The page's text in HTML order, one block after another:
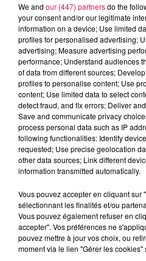
0h00 - 8h00
Les hits de Canal FM
6h38
6h38 6h35
6h35
We and our (447) partnersdo the
your consent and/or our legitimate
information on a device; Use limited
profiles for personalised advertising;
advertising; Measure advertising
performance; Understand audiences
of data from different sources;
profiles to personalise content; Use
content; Use limited data to select
detect fraud, and fix errors; Deliver
Save and communicate privacy
process personal data such as IP
following functionalities: Identify
requested; Use precise geolocation
other data sources; Link different
information transmitted automatically.
Vous pouvez accepter en cliquant sur
sélectionnant les finalités et/ou
Vous pouvez également refuser en
accepter". Vos préférences ne
pouvez mettre à jour vos choix, ou
moment via le lien "Gérer les